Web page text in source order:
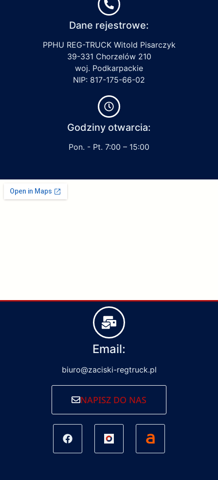
Dane rejestrowe:
PPHU REG-TRUCK Witold Pisarczyk
39-331 Chorzelów 210
woj. Podkarpackie
NIP: 817-175-66-02
Godziny otwarcia:
Pon. - Pt. 7:00 – 15:00
Email:
biuro@zaciski-regtruck.pl
NAPISZ DO NAS